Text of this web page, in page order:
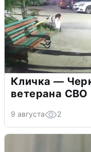
Кличка —
ветерана СВО
9 августа 2